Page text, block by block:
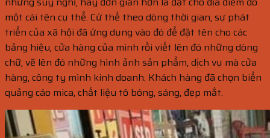
một cái tên cụ thể. Cứ thế theo dòng thời gian, sự phát
triển của xã hội đã ứng dụng vào đó để đặt tên cho các
bảng hiệu, cửa hàng của mình rồi viết lên đó những dòng
chữ, vẽ lên đó những hình ảnh sản phẩm, dịch vụ mà cửa
hàng, công ty mình kinh doanh. Khách hàng đã chọn biển
quảng cáo mica, chất liệu tô bóng, sáng, đẹp mắt.